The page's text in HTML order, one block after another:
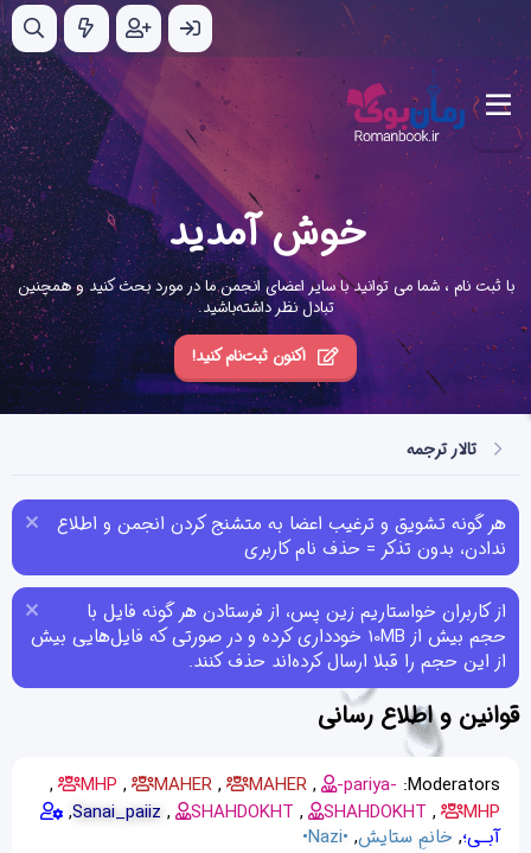
خوش آمدید
با ثبت نام ، شما می توانید با سایر اعضای انجمن ما در مورد بحث کنید و همچنین
تبادل نظر داشته‌باشید.
اکنون ثبت‌نام کنید!
تالار ترجمه
هر گونه تشویق و ترغیب اعضا به متشنج کردن انجمن و اطلاع
ندادن، بدون تذکر = حذف نام کاربری
از کاربران خواستاریم زین پس، از فرستادن هر گونه فایل با
حجم بیش از 10MB خودداری کرده و در صورتی که فایل‌هایی بیش
از این حجم را قبلا ارسال کرده‌اند حذف کنند.
قوانین و اطلاع رسانی
Moderators:
-pariya-
MAHER
MAHER
MHP
MHP
SHAHDOKHT
SHAHDOKHT
Sanai_paiiz
آبـی؛ خانمِ ستایش •Nazi•